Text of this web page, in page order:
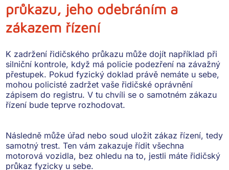
průkazu, jeho odebráním a
zákazem řízení
K zadržení řidičského průkazu může dojít například při
silniční kontrole, když má policie podezření na závažný
přestupek. Pokud fyzický doklad právě nemáte u sebe,
mohou policisté zadržet vaše řidičské oprávnění
zápisem do registru. V tu chvíli se o samotném zákazu
řízení bude teprve rozhodovat.
Následně může úřad nebo soud uložit zákaz řízení, tedy
samotný trest. Ten vám zakazuje řídit všechna
motorová vozidla, bez ohledu na to, jestli máte řidičský
průkaz fyzicky u sebe.